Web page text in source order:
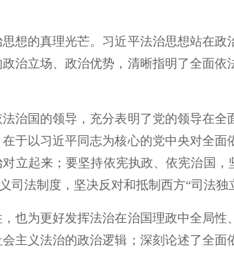
想的真理光芒。习近平法治思想站在
治立场、政治优势，清晰指明了全面
治国的领导，充分表明了党的领导在全
于以习近平同志为核心的党中央对全
立起来；要坚持依宪执政、依宪治国，
法制度，坚决反对和抵制西方“司法独
也为更好发挥法治在治国理政中全局性
主义法治的政治逻辑；深刻论述了全